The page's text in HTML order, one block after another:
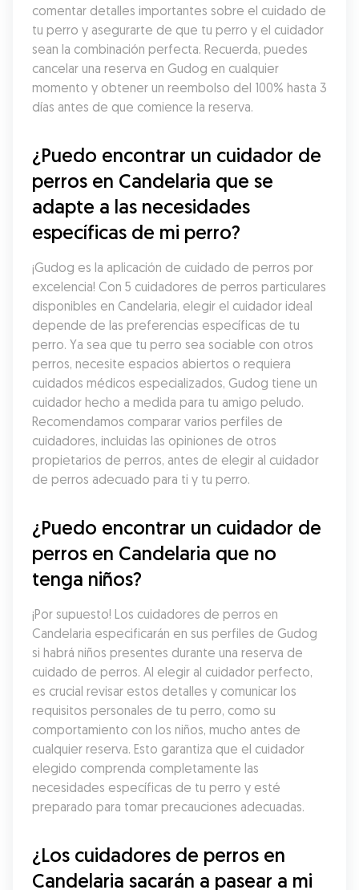
comentar detalles importantes sobre el cuidado de
tu perro y asegurarte de que tu perro y el cuidador
sean la combinación perfecta. Recuerda, puedes
cancelar una reserva en Gudog en cualquier
momento y obtener un reembolso del 100% hasta 3
días antes de que comience la reserva.
¿Puedo encontrar un cuidador de
perros en Candelaria que se
adapte a las necesidades
específicas de mi perro?
¡Gudog es la aplicación de cuidado de perros por
excelencia! Con 5 cuidadores de perros particulares
disponibles en Candelaria, elegir el cuidador ideal
depende de las preferencias específicas de tu
perro. Ya sea que tu perro sea sociable con otros
perros, necesite espacios abiertos o requiera
cuidados médicos especializados, Gudog tiene un
cuidador hecho a medida para tu amigo peludo.
Recomendamos comparar varios perfiles de
cuidadores, incluidas las opiniones de otros
propietarios de perros, antes de elegir al cuidador
de perros adecuado para ti y tu perro.
¿Puedo encontrar un cuidador de
perros en Candelaria que no
tenga niños?
¡Por supuesto! Los cuidadores de perros en
Candelaria especificarán en sus perfiles de Gudog
si habrá niños presentes durante una reserva de
cuidado de perros. Al elegir al cuidador perfecto,
es crucial revisar estos detalles y comunicar los
requisitos personales de tu perro, como su
comportamiento con los niños, mucho antes de
cualquier reserva. Esto garantiza que el cuidador
elegido comprenda completamente las
necesidades específicas de tu perro y esté
preparado para tomar precauciones adecuadas.
¿Los cuidadores de perros en
Candelaria sacarán a pasear a mi